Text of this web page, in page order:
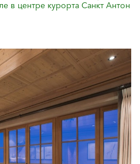
в центре курорта Санкт Антон